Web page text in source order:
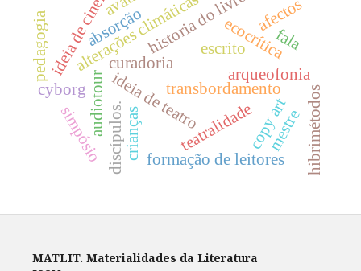
escrito
arqueofonia
curadoria
alterações climáticas
audiotourideia de teatro
ideia de cinema
absorção
teatralidade
transbordamento
historia do livro
cyborg
copy art
formação de leitores
crianças
ecocrítica
simpósio
pedagogia afectos
mestre
discípulos. hibrimétodos
fala
MATLIT. Materialidades da Literatura